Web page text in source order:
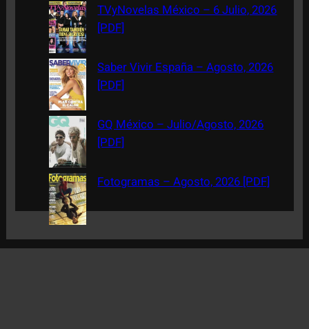
TVyNovelas México – 6 Julio, 2026
[PDF]
Saber Vivir España – Agosto, 2026
[PDF]
GQ México – Julio/Agosto, 2026
[PDF]
Fotogramas – Agosto, 2026 [PDF]